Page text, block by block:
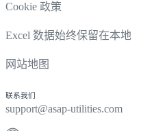
Cookie 政策
Excel 数据始终保留在本地
网站地图
联系我们
support@asap-utilities.com